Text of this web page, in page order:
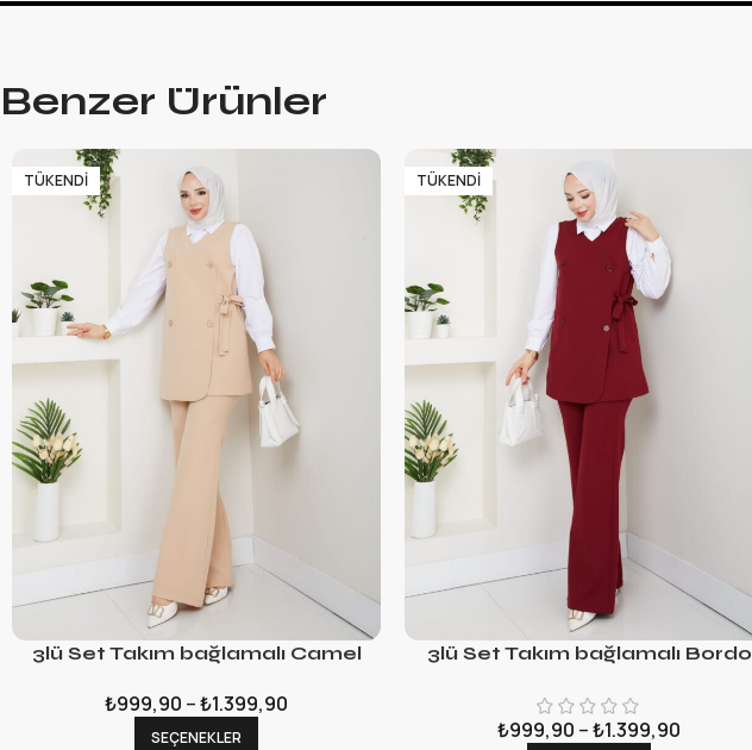
Benzer Ürünler
TÜKENDI
3lü Set Takım bağlamalı Camel
₺999,90 –₺1.399,90
SEÇENEKLER
TÜKENDI
3lü Set Takım bağlamalı Bordo
₺999,90 –₺1.399,90